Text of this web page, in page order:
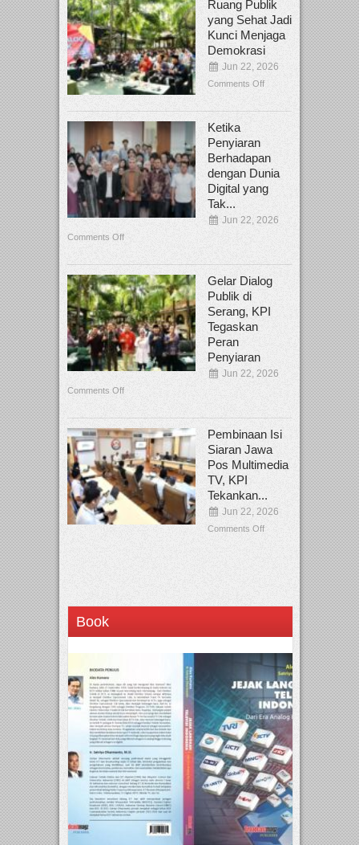
Ruang Publik
yang Sehat Jadi
Kunci Menjaga
Demokrasi
Jun 22, 2026
Comments Off
Ketika
Penyiaran
Berhadapan
dengan Dunia
Digital yang
Tak...
Jun 22, 2026
Comments Off
Gelar Dialog
Publik di
Serang, KPI
Tegaskan
Peran
Penyiaran
Jun 22, 2026
Comments Off
Pembinaan Isi
Siaran Jawa
Pos Multimedia
TV, KPI
Tekankan...
Jun 22, 2026
Comments Off
Book